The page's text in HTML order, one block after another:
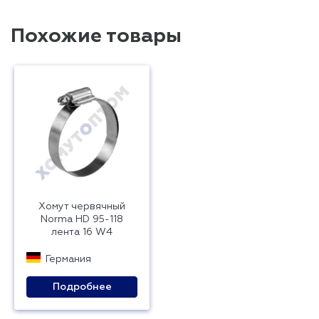
Похожие товары
Хомут червячный
Norma HD 95-118
лента 16 W4
Германия
Подробнее